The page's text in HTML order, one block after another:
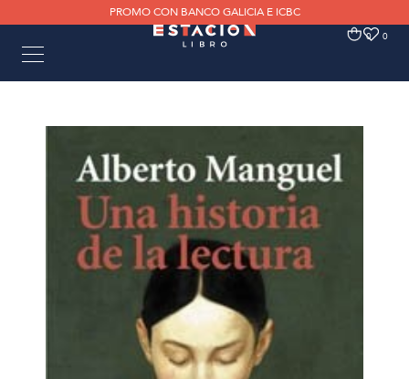
PROMO CON BANCO GALICIA E ICBC
0 0